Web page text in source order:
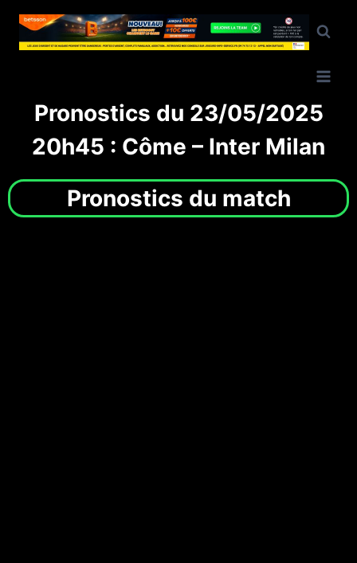
Pronostics du 23/05/2025
20h45 : Côme – Inter Milan
Pronostics du match